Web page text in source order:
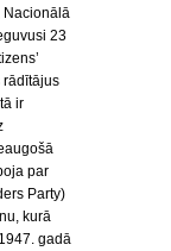
Nacionālā
23
rādītājus
ir
par
Party)
kurā
gadā